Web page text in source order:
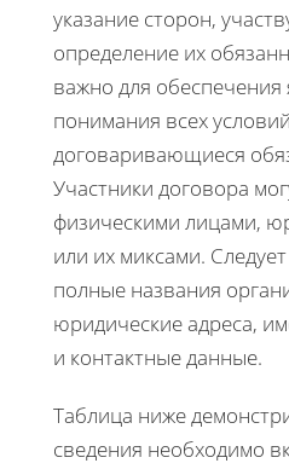
указание сторон,
определение их
важно для обеспечения
понимания всех
договаривающиеся
Участники договора
физическими лицами,
или их миксами.
полные названия
юридические адреса,
и контактные данные.
Таблица ниже
сведения необходимо